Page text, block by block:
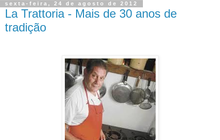
sexta-feira, 24 de agosto de 2012
La Trattoria - Mais de 30 anos de
tradição